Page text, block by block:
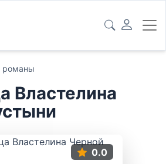
романы
Властелина
0.0